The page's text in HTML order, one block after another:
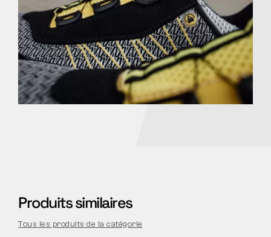
Produits similaires
Tous les produits de la catégorie